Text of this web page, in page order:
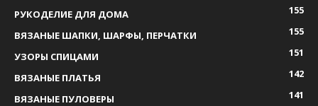
РУКОДЕЛИЕ ДЛЯ ДОМА
155
ВЯЗАНЫЕ ШАПКИ, ШАРФЫ, ПЕРЧАТКИ
155
УЗОРЫ СПИЦАМИ
151
ВЯЗАНЫЕ ПЛАТЬЯ
142
ВЯЗАНЫЕ ПУЛОВЕРЫ
141